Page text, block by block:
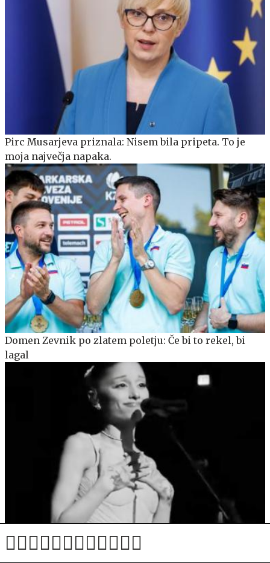
Pirc Musarjeva priznala: Nisem bila pripeta. To je
moja največja napaka.
Domen Zevnik po zlatem poletju: Če bi to rekel, bi
lagal
Ariana Grande nenadoma prekinila koncert in
povedala, zakaj se umika